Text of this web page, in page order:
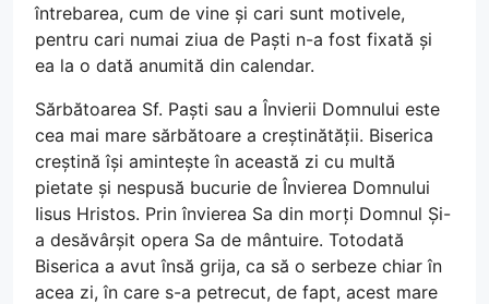
întrebarea, cum de vine și cari sunt motivele,
pentru cari numai ziua de Paști n-a fost fixată și
ea la o dată anumită din calendar.
Sărbătoarea Sf. Paști sau a Învierii Domnului este
cea mai mare sărbătoare a creștinătății. Biserica
creștină își amintește în această zi cu multă
pietate și nespusă bucurie de Învierea Domnului
Iisus Hristos. Prin învierea Sa din morți Domnul Și-
a desăvârșit opera Sa de mântuire. Totodată
Biserica a avut însă grija, ca să o serbeze chiar în
acea zi, în care s-a petrecut, de fapt, acest mare